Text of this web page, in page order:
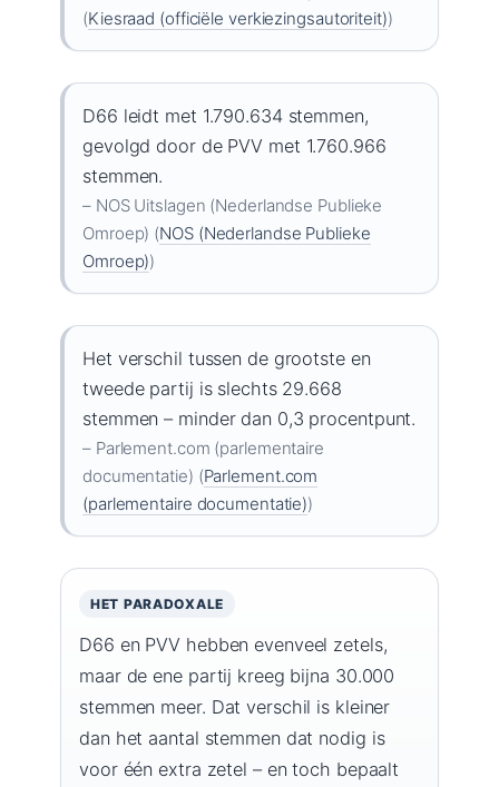
(Kiesraad (officiële verkiezingsautoriteit))
D66 leidt met 1.790.634 stemmen,
gevolgd door de PVV met 1.760.966
stemmen.
– NOS Uitslagen (Nederlandse Publieke
Omroep) (NOS (Nederlandse Publieke
Omroep))
Het verschil tussen de grootste en
tweede partij is slechts 29.668
stemmen – minder dan 0,3 procentpunt.
– Parlement.com (parlementaire
documentatie) (Parlement.com
(parlementaire documentatie))
HET PARADOXALE
D66 en PVV hebben evenveel zetels,
maar de ene partij kreeg bijna 30.000
stemmen meer. Dat verschil is kleiner
dan het aantal stemmen dat nodig is
voor één extra zetel – en toch bepaalt